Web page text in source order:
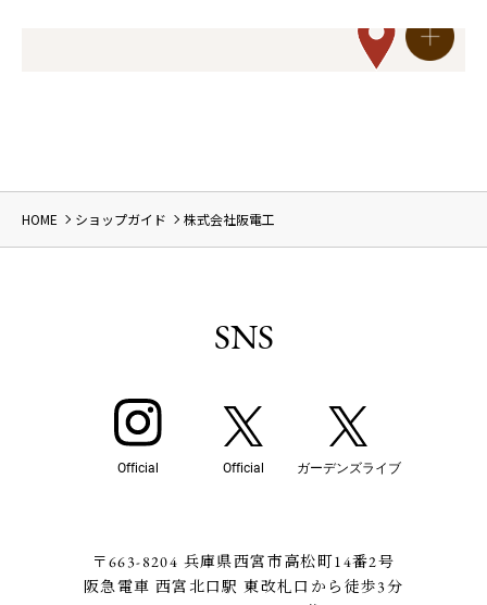
HOME ショップガイド 株式会社阪電工
SNS
Official Official ガーデンズライブ
〒663-8204 兵庫県西宮市高松町14番2号
阪急電車 西宮北口駅 東改札口から徒歩3分